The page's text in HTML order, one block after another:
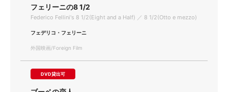
フェリーニの8 1/2
Federico Fellini's 8 1/2(Eight and a Half) ／ 8 1/2(Otto e mezzo)
フェデリコ・フェリーニ
外国映画/Foreign Film
DVD貸出可